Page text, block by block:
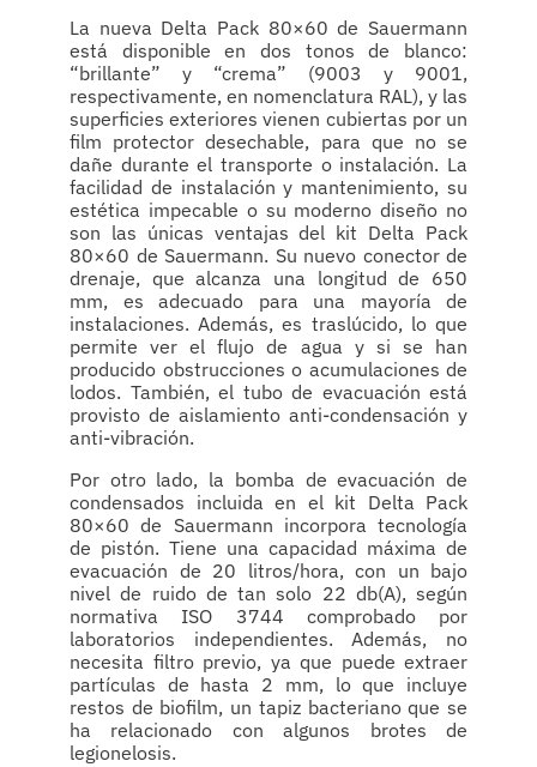
La nueva Delta Pack 80×60 de Sauermann
está disponible en dos tonos de blanco:
“brillante” y “crema” (9003 y 9001,
respectivamente, en nomenclatura RAL), y las
superficies exteriores vienen cubiertas por un
film protector desechable, para que no se
dañe durante el transporte o instalación. La
facilidad de instalación y mantenimiento, su
estética impecable o su moderno diseño no
son las únicas ventajas del kit Delta Pack
80×60 de Sauermann. Su nuevo conector de
drenaje, que alcanza una longitud de 650
mm, es adecuado para una mayoría de
instalaciones. Además, es traslúcido, lo que
permite ver el flujo de agua y si se han
producido obstrucciones o acumulaciones de
lodos. También, el tubo de evacuación está
provisto de aislamiento anti-condensación y
anti-vibración.
Por otro lado, la bomba de evacuación de
condensados incluida en el kit Delta Pack
80×60 de Sauermann incorpora tecnología
de pistón. Tiene una capacidad máxima de
evacuación de 20 litros/hora, con un bajo
nivel de ruido de tan solo 22 db(A), según
normativa ISO 3744 comprobado por
laboratorios independientes. Además, no
necesita filtro previo, ya que puede extraer
partículas de hasta 2 mm, lo que incluye
restos de biofilm, un tapiz bacteriano que se
ha relacionado con algunos brotes de
legionelosis.